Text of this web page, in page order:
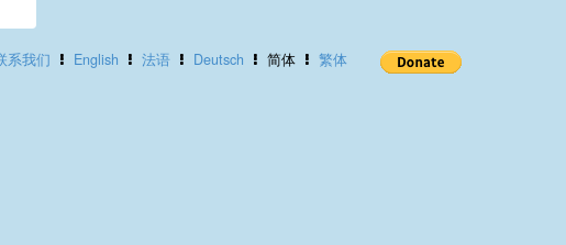
系我们 English 法语 Deutsch 简体 繁体